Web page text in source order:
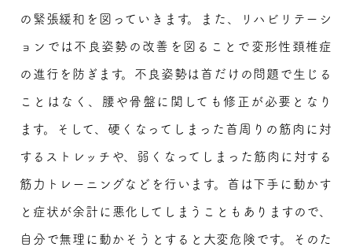
の緊張緩和を図っていきます。また、リハビリテーシ
ョンでは不良姿勢の改善を図ることで変形性頚椎症
の進行を防ぎます。不良姿勢は首だけの問題で生じる
ことはなく、腰や骨盤に関しても修正が必要となり
ます。そして、硬くなってしまった首周りの筋肉に対
するストレッチや、弱くなってしまった筋肉に対する
筋力トレーニングなどを行います。首は下手に動かす
と症状が余計に悪化してしまうこともありますので、
自分で無理に動かそうとすると大変危険です。そのた